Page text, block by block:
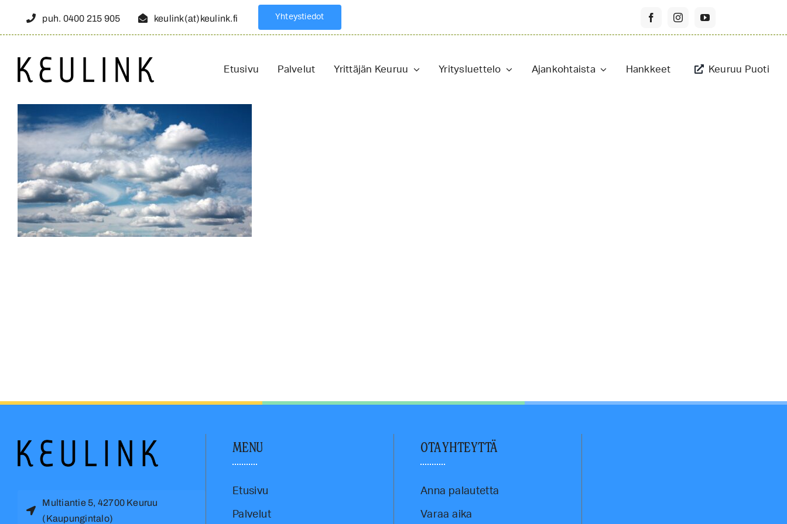
puh. 0400 215 905 keulink(at)keulink.fi Yhteystiedot
Etusivu Palvelut Yrittäjän Keuruu Yritysluettelo Ajankohtaista Hankkeet Keuruu Puoti
Multiantie 5, 42700 Keuruu
(Kaupungintalo)
MENU
Etusivu
Palvelut
OTA YHTEYTTÄ
Anna palautetta
Varaa aika